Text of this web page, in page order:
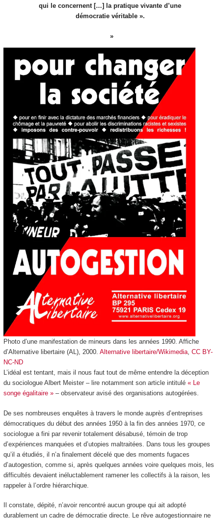
qui le concernent […] la pratique vivante d’une
démocratie véritable ».
Photo d’une manifestation de mineurs dans les années 1990. Affiche
d’Alternative libertaire (AL), 2000. Alternative libertaire/Wikimedia, CC BY-
NC-ND
L’idéal est tentant, mais il nous faut tout de même entendre la déception
du sociologue Albert Meister – lire notamment son article intitulé « Le
songe égalitaire »– observateur avisé des organisations autogérées.
De ses nombreuses enquêtes à travers le monde auprès d’entreprises
démocratiques du début des années 1950 à la fin des années 1970, ce
sociologue a fini par revenir totalement désabusé, témoin de trop
d’expériences manquées et d’utopies maltraitées. Dans tous les groupes
qu’il a étudiés, il n’a finalement décelé que des moments fugaces
d’autogestion, comme si, après quelques années voire quelques mois, les
difficultés devaient inéluctablement ramener les collectifs à la raison, les
rappeler à l’ordre hiérarchique.
Il constate, dépité, n’avoir rencontré aucun groupe qui ait adopté
durablement un cadre de démocratie directe. Le rêve autogestionnaire ne